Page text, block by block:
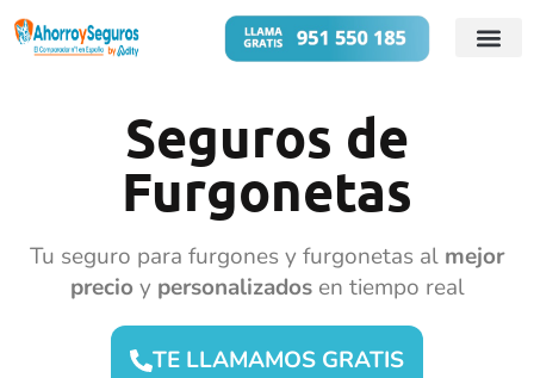
Seguros de
Furgonetas
Tu seguro para furgones y furgonetas al mejor
precioy personalizados en tiempo real
TE LLAMAMOS GRATIS